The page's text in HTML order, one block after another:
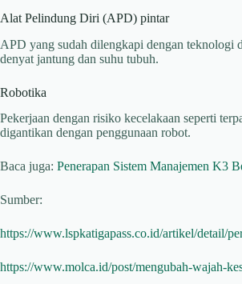
Alat Pelindung Diri (APD) pintar
APD yang sudah dilengkapi dengan teknologi
denyat jantung dan suhu tubuh.
Robotika
Pekerjaan dengan risiko kecelakaan seperti
digantikan dengan penggunaan robot.
Baca juga: Penerapan Sistem Manajemen K3
Sumber:
https://www.lspkatigapass.co.id/artikel/detail/
https://www.molca.id/post/mengubah-wajah-